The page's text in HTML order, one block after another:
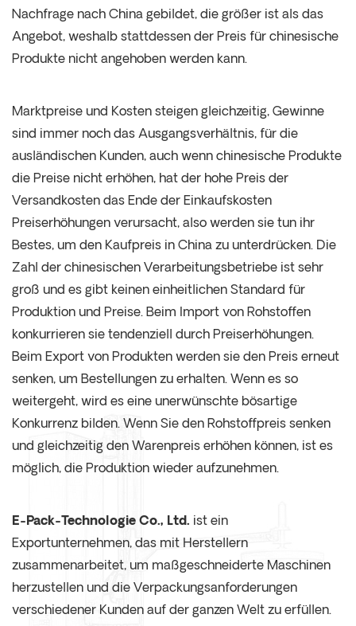
Nachfrage nach China gebildet, die größer ist als das
Angebot, weshalb stattdessen der Preis für chinesische
Produkte nicht angehoben werden kann.
Marktpreise und Kosten steigen gleichzeitig, Gewinne
sind immer noch das Ausgangsverhältnis, für die
ausländischen Kunden, auch wenn chinesische Produkte
die Preise nicht erhöhen, hat der hohe Preis der
Versandkosten das Ende der Einkaufskosten
Preiserhöhungen verursacht, also werden sie tun ihr
Bestes, um den Kaufpreis in China zu unterdrücken. Die
Zahl der chinesischen Verarbeitungsbetriebe ist sehr
groß und es gibt keinen einheitlichen Standard für
Produktion und Preise. Beim Import von Rohstoffen
konkurrieren sie tendenziell durch Preiserhöhungen.
Beim Export von Produkten werden sie den Preis erneut
senken, um Bestellungen zu erhalten. Wenn es so
weitergeht, wird es eine unerwünschte bösartige
Konkurrenz bilden. Wenn Sie den Rohstoffpreis senken
und gleichzeitig den Warenpreis erhöhen können, ist es
möglich, die Produktion wieder aufzunehmen.
E-Pack-Technologie Co., Ltd. ist ein
Exportunternehmen, das mit Herstellern
zusammenarbeitet, um maßgeschneiderte Maschinen
herzustellen und die Verpackungsanforderungen
verschiedener Kunden auf der ganzen Welt zu erfüllen.